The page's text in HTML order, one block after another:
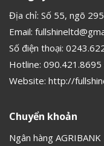
Địa chỉ: Số 55, ngõ
Email:
Số điện thoại:
Hotline: 090.421.8695
Website: http://
Chuyển khoản
Ngân hàng AGRIBANK